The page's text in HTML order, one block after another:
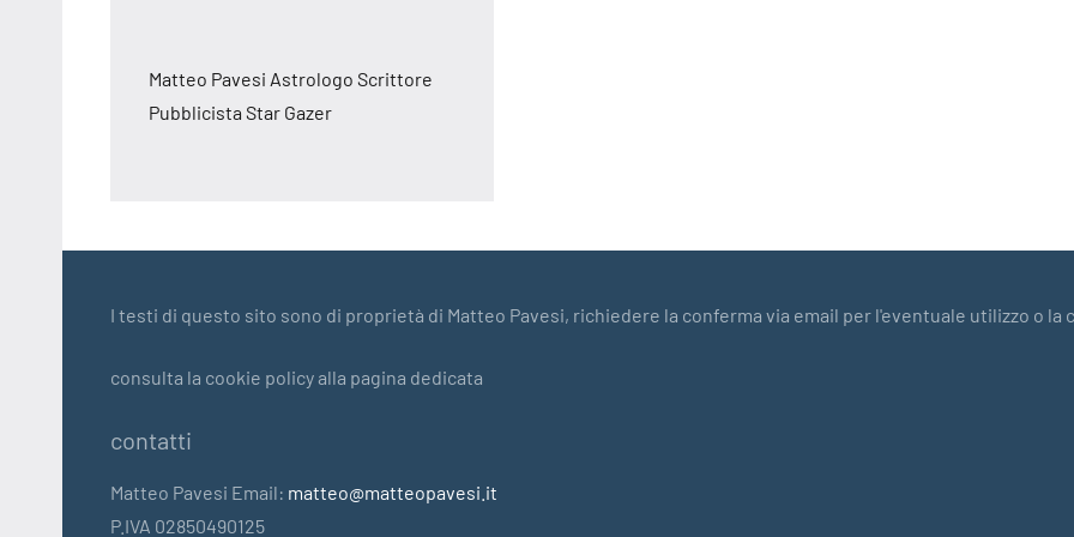
Matteo Pavesi Astrologo Scrittore
Pubblicista Star Gazer
I testi di questo sito sono di proprietà di Matteo Pavesi, richiedere la conferma via email per l'eventuale utilizzo o la
consulta la cookie policy alla pagina dedicata
contatti
Matteo Pavesi Email: matteo@matteopavesi.it
P.IVA 02850490125